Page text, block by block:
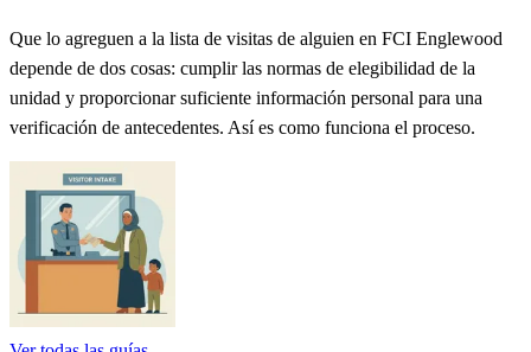
Que lo agreguen a la lista de visitas de alguien en FCI Englewood
depende de dos cosas: cumplir las normas de elegibilidad de la
unidad y proporcionar suficiente información personal para una
verificación de antecedentes. Así es como funciona el proceso.